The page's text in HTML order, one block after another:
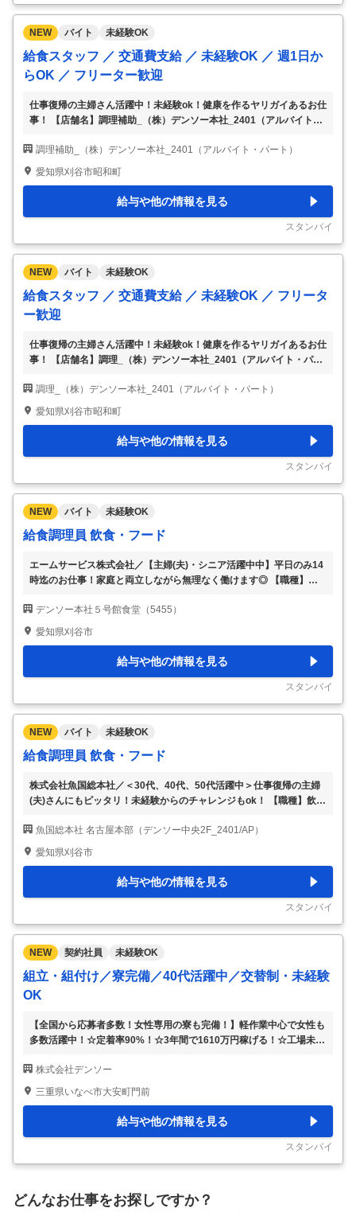
NEW バイト 未経験OK
給食スタッフ ／ 交通費支給 ／ 未経験OK ／ 週1日か
らOK ／ フリーター歓迎
仕事復帰の主婦さん活躍中！未経験ok！健康を作るヤリガイあるお仕
事！ 【店舗名】調理補助_（株）デンソー本社_2401（アルバイト・
13:30（実働4.0H） 平日のみ週1日～勤務OK（祝日を含む） シフト
に関しましてはお気軽にご相談ください 1日4時間 週1日 から応相談
経験OK ※日本語レベルN3以上の方OK 【待遇】 各種社会保険あり 食
調理補助_（株）デンソー本社_2401（アルバイト・パート）
愛知県刈谷市昭和町
給与や他の情報を見る
スタンバイ
NEW バイト 未経験OK
給食スタッフ ／ 交通費支給 ／ 未経験OK ／ フリータ
ー歓迎
仕事復帰の主婦さん活躍中！未経験ok！健康を作るヤリガイあるお仕
事！ 【店舗名】調理_（株）デンソー本社_2401（アルバイト・パー
0（実働8.0H、休憩1.0H） 平日のみ週5日勤務（祝日を含む） 1日8時
間 週5日 から応相談 【交通】刈谷駅、逢妻駅 【勤務地・面接地】 愛
各種社会保険あり 食事控除あり 交通費支給（上限月3万円迄） 有給
調理_（株）デンソー本社_2401（アルバイト・パート）
愛知県刈谷市昭和町
給与や他の情報を見る
スタンバイ
NEW バイト 未経験OK
給食調理員 飲食・フード
エームサービス株式会社／【主婦(夫)・シニア活躍中中】平日のみ14
時迄のお仕事！家庭と両立しながら無理なく働けます◎ 【職種】飲
00～14：00（休憩なし） ★短時間（4h～）・扶養内勤務可！ 【勤務
日数】 週3日～OK ★土日お休みです ★祝日は勤務あり ＊シフトはお
町１－１ 5号館7階 【最寄駅】刈谷駅 6分／重原駅 17分／逢妻駅 21
分／刈谷市駅 22分／野田新町駅 28分 【お仕事内容】調理師や栄養士
デンソー本社５号館食堂（5455）
愛知県刈谷市
給与や他の情報を見る
スタンバイ
NEW バイト 未経験OK
給食調理員 飲食・フード
株式会社魚国総本社／＜30代、40代、50代活躍中＞仕事復帰の主婦
(夫)さんにもピッタリ！未経験からのチャレンジもok！ 【職種】飲
から 【シフト1】09:30〜13:30（月、火、水、木、金） 時給1140円
※シフト相談OK ※09:30～13:30（実働4.0H） 平日のみ週1日～勤務
時給1140円 前職での経験・技能により時給に加算あり 【店舗住所】
愛知県刈谷市昭和町1-1 【最寄駅】刈谷駅 8分／逢妻駅 18分／重原駅
魚国総本社 名古屋本部（デンソー中央2F_2401/AP）
愛知県刈谷市
給与や他の情報を見る
スタンバイ
NEW 契約社員 未経験OK
組立・組付け／寮完備／40代活躍中／交替制・未経験
OK
【全国から応募者多数！女性専用の寮も完備！】軽作業中心で女性も
多数活躍中！☆定着率90%！☆3年間で1610万円稼げる！☆工場未経
重機系 [職種] 組立・組付け:検品・検査・調整:その他軽作業・物流・
配送 [仕事内容] ・・・♪・・・・・・・♪ ＼女性活躍中！定着率90％
心の職場環境です！ ・・・♪・・・・・・・♪ 自動車部品などの製造
をお任せします。 カーエアコンや電子システム系など 軽くて細かい
製品ばかりなので 軽作業中心です！ 具体的には、 ①組付け ②加…
株式会社デンソー
三重県いなべ市大安町門前
給与や他の情報を見る
スタンバイ
どんなお仕事をお探しですか？